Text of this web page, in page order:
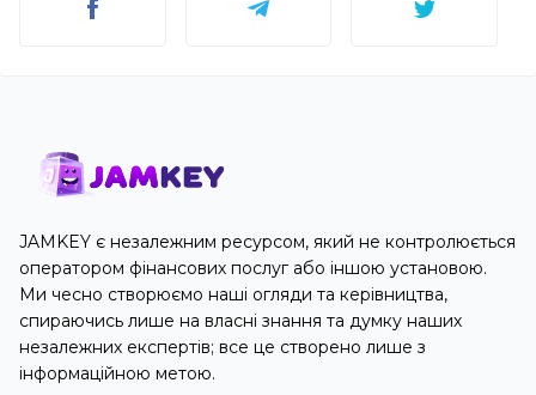
JAMKEY є незалежним ресурсом, який не контролюється
оператором фінансових послуг або іншою установою.
Ми чесно створюємо наші огляди та керівництва,
спираючись лише на власні знання та думку наших
незалежних експертів; все це створено лише з
інформаційною метою.